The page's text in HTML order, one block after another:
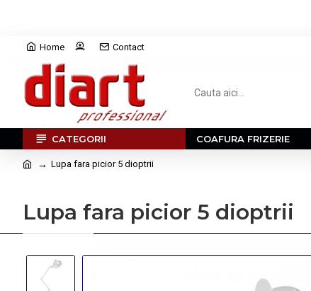
Home Contact
CATEGORII COAFURA FRIZERIE
Lupa fara picior 5 dioptrii
Lupa fara picior 5 dioptrii